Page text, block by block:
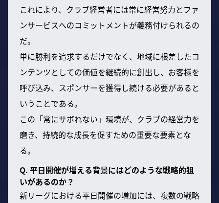
これにより、クラブ経営者には常に経営努力とファ
ンサービスへのコミットメントが義務付けられるの
だ。
単に勝利を追求するだけでなく、地域に根差したコ
ンテンツとしての価値を継続的に創出し、お客様を
呼び込み、スポンサーを獲得し続ける必要があると
いうことである。
この「常にサボれない」環境が、クラブの経営力を
磨き、持続的な成長を促すための重要な要素とな
る。
Q. 平日開催が増える背景にはどのような戦略的狙
いがあるのか？
新リーグにおける平日開催の増加には、複数の戦略